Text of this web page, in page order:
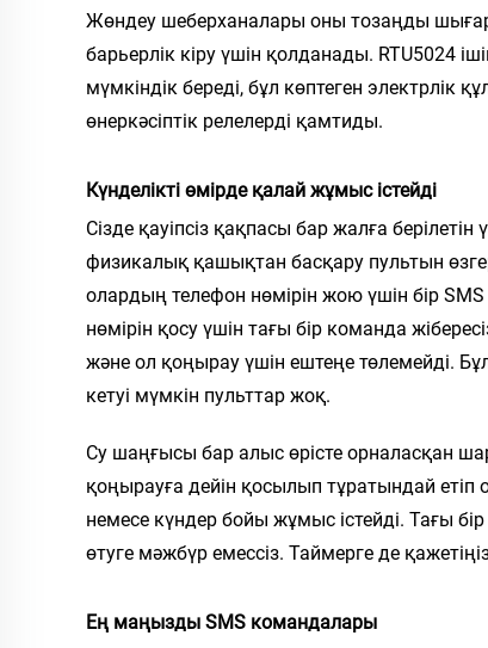
Жөндеу шеберханалары оны тозаңды
барьерлік кіру үшін қолданады. RTU5024
мүмкіндік береді, бұл көптеген
өнеркәсіптік релелерді қамтиды.
Күнделікті өмірде қалай жұмыс істейді
Сізде қауіпсіз қақпасы бар жалға
физикалық қашықтан басқару пультын
олардың телефон нөмірін жою үшін бір
нөмірін қосу үшін тағы бір команда
және ол қоңырау үшін ештеңе төлемейді.
кетуі мүмкін пульттар жоқ.
Су шаңғысы бар алыс өрісте орналасқан
қоңырауға дейін қосылып тұратындай
немесе күндер бойы жұмыс істейді. Тағы
өтуге мәжбүр емессіз. Таймерге де
Ең маңызды SMS командалары